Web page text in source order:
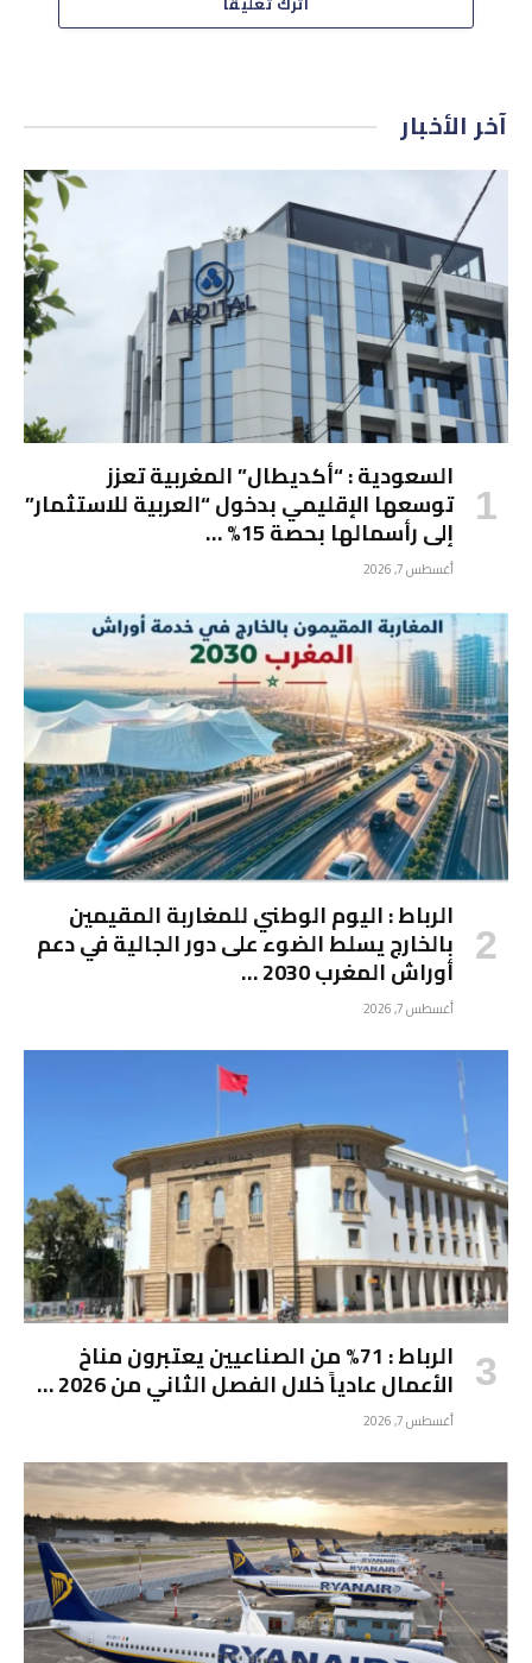
آخر الأخبار
السعودية : “أكديطال” المغربية تعزز
توسعها الإقليمي بدخول “العربية للاستثمار”
إلى رأسمالها بحصة 15% …
أغسطس 7, 2026
الرباط : اليوم الوطني للمغاربة المقيمين
بالخارج يسلط الضوء على دور الجالية في دعم
أوراش المغرب 2030 …
أغسطس 7, 2026
الرباط : 71% من الصناعيين يعتبرون مناخ
الأعمال عادياً خلال الفصل الثاني من 2026 …
أغسطس 7, 2026